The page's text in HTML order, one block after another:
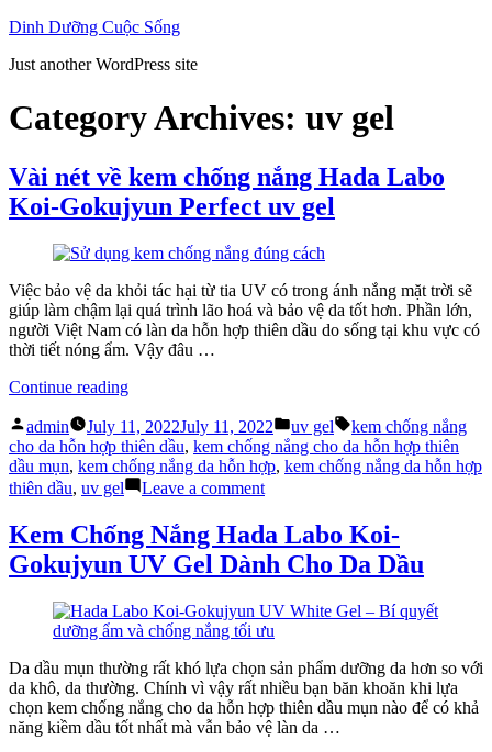
Skip
content
Dinh Dưỡng Cuộc Sống
Just another WordPress site
Category Archives: uv gel
Vài nét về kem chống nắng Hada Labo
Koi-Gokujyun Perfect uv gel
Việc bảo vệ da khỏi tác hại từ tia UV có trong ánh nắng mặt trời sẽ
giúp làm chậm lại quá trình lão hoá và bảo vệ da tốt hơn. Phần lớn,
người Việt Nam có làn da hỗn hợp thiên dầu do sống tại khu vực có
thời tiết nóng ẩm. Vậy đâu …
Continue reading“Vài
về
kem
chống
nắng
Labo
Koi-
Gokujyun
Perfect
uv
gel”
Posted
by
admin July 11, 2022July 11, 2022
Posted
in
uv gel Tags:
kem chống nắng
cho da hỗn hợp thiên dầu, kem chống nắng cho da hỗn hợp thiên
dầu mụn, kem chống nắng da hỗn hợp, kem chống nắng da hỗn hợp
thiên dầu, uv gel Leave a commenton
về
kem
chống
nắng
Hada
Labo
Koi-
Gokujyun
Perfect
uv
gel
Kem Chống Nắng Hada Labo Koi-
Gokujyun UV Gel Dành Cho Da Dầu
Da dầu mụn thường rất khó lựa chọn sản phẩm dưỡng da hơn so với
da khô, da thường. Chính vì vậy rất nhiều bạn băn khoăn khi lựa
chọn kem chống nắng cho da hỗn hợp thiên dầu mụn nào để có khả
năng kiềm dầu tốt nhất mà vẫn bảo vệ làn da …